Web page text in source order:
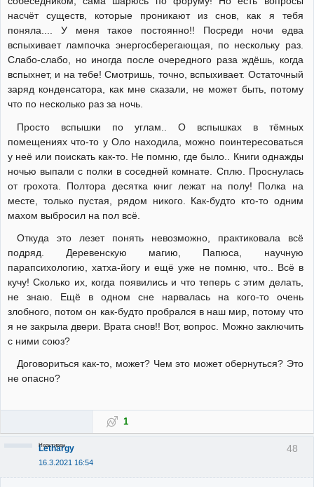
насчёт существ, которые проникают из снов, как я тебя
поняла.... У меня такое постоянно!! Посреди ночи едва
вспыхивает лампочка энергосберегающая, по нескольку раз.
Слабо-слабо, но иногда после очередного раза ждёшь, когда
вспыхнет, и на тебе! Смотришь, точно, вспыхивает. Остаточный
заряд конденсатора, как мне сказали, не может быть, потому
что по несколько раз за ночь.
Просто вспышки по углам.. О вспышках в тёмных
помещениях что-то у Оло находила, можно поинтересоваться
у неё или поискать как-то. Не помню, где было.. Книги однажды
ночью выпали с полки в соседней комнате. Сплю. Проснулась
от грохота. Полтора десятка книг лежат на полу! Полка на
месте, только пустая, рядом никого. Как-будто кто-то одним
махом выбросил на пол всё.
Откуда это лезет понять невозможно, практиковала всё
подряд. Деревенскую магию, Папюса, научную
парапсихологию, хатха-йогу и ещё уже не помню, что.. Всё в
кучу! Сколько их, когда появились и что теперь с этим делать,
не знаю. Ещё в одном сне нарвалась на кого-то очень
злобного, потом он как-будто пробрался в наш мир, потому что
я не закрыла двери. Врата снов!! Вот, вопрос. Можно заключить
с ними союз?
Договориться как-то, может? Чем это может обернуться? Это
не опасно?
1
48
Lethargy
16.3.2021 16:54
Неактивен